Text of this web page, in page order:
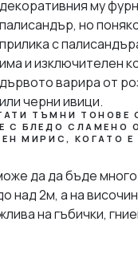
декоративния му
палисандър, но
прилика с
има и изключителен
дървото варира от
или черни ивици.
ТЪМНИ ТОНОВЕ
С БЛЕДО СЛАМЕНО
МИРИС, КОГАТО
да да бъде
над 2м, а на
на гъбички,